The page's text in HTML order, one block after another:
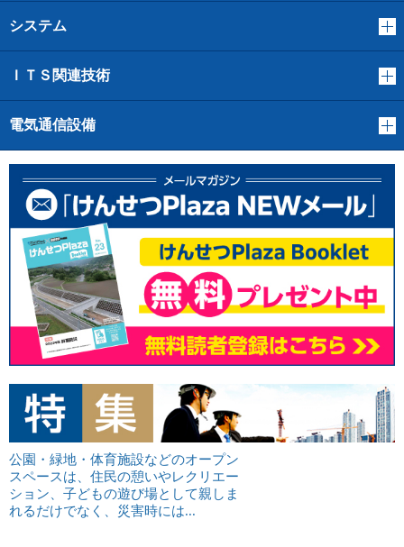
システム
ＩＴＳ関連技術
電気通信設備
公園・緑地・体育施設などのオープン
スペースは、住民の憩いやレクリエー
ション、子どもの遊び場として親しま
れるだけでなく、災害時には...